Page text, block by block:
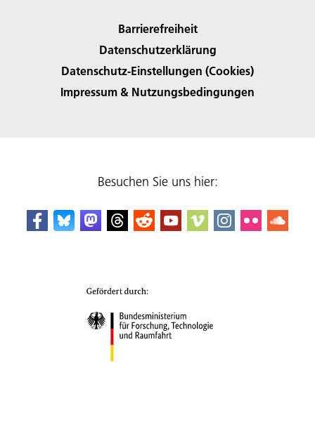
Barrierefreiheit
Datenschutzerklärung
Datenschutz-Einstellungen (Cookies)
Impressum & Nutzungsbedingungen
Besuchen Sie uns hier: